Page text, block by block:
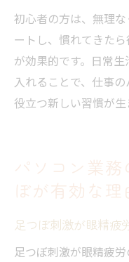
初心者の方は、無理
ートし、慣れてきた
が効果的です。日常
入れることで、仕事
役立つ新しい習慣が生
パソコン業
ぼが有効な理
足つぼ刺激が眼精疲
足つぼ刺激が眼精疲